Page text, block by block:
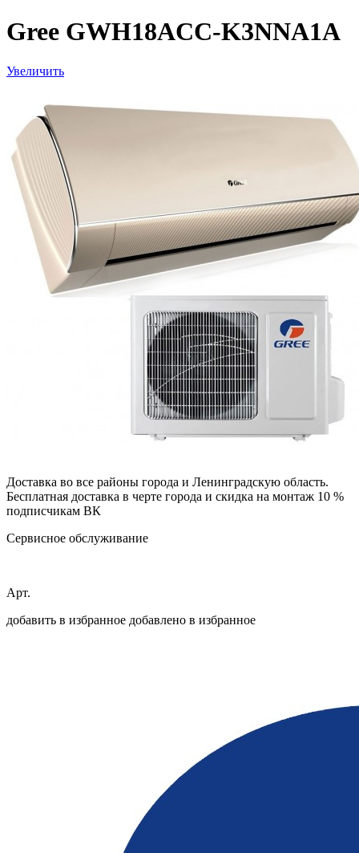
Gree GWH18ACC-K3NNA1A
Увеличить
Доставка во все районы города и Ленинградскую область.
Бесплатная доставка в черте города и скидка на монтаж 10 %
подписчикам ВК
Сервисное обслуживание
Арт.
добавить в избранное добавлено в избранное